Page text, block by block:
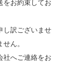
をお約束してお
し訳ございませ
ん。
社へご連絡をお